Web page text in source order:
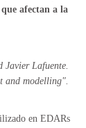
afectan a la
Javier Lafuente.
and modelling".
en EDARs